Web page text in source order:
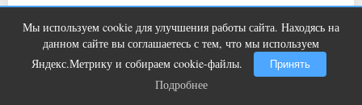
15:20, 3 авг 2026
Мы используем cookie для улучшения работы сайта. Находясь на
данном сайте вы соглашаетесь с тем, что мы используем
Яндекс.Метрику и собираем cookie-файлы.
Принять
Подробнее
Ржу не переставая, это видео
пересмотришь не раз
Подробнее